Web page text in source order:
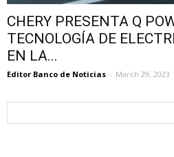
CHERY PRESENTA Q
TECNOLOGÍA DE
EN LA...
Editor Banco de Noticias - March 29, 2023